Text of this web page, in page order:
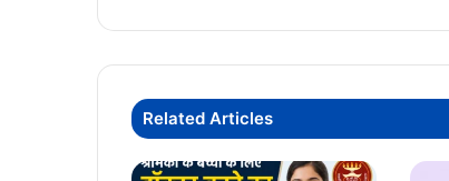
की
तैयारियां
तेज
Related Articles